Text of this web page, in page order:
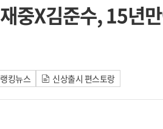
중X김준수, 15년
랭킹뉴스 신상출시 편스토랑